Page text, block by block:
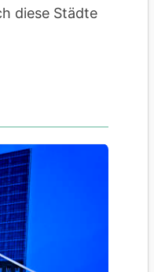
diese Städte